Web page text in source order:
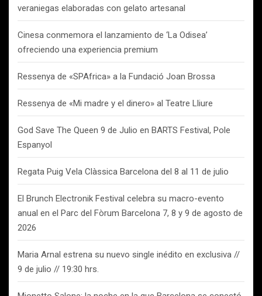
veraniegas elaboradas con gelato artesanal
Cinesa conmemora el lanzamiento de ‘La Odisea’
ofreciendo una experiencia premium
Ressenya de «SPAfrica» a la Fundació Joan Brossa
Ressenya de «Mi madre y el dinero» al Teatre Lliure
God Save The Queen 9 de Julio en BARTS Festival, Pole
Espanyol
Regata Puig Vela Clàssica Barcelona del 8 al 11 de julio
El Brunch Electronik Festival celebra su macro-evento
anual en el Parc del Fòrum Barcelona 7, 8 y 9 de agosto de
2026
Maria Arnal estrena su nuevo single inédito en exclusiva //
9 de julio // 19:30 hrs.